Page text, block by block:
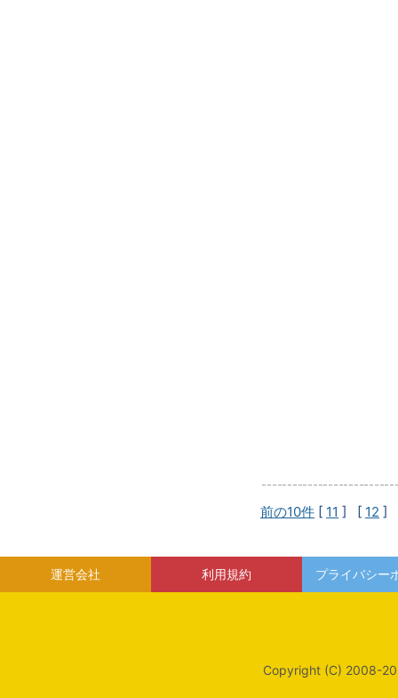
前の10件 [ 11 ] [ 12 ]
運営会社 利用規約 プライバシー
Copyright (C) 2008-